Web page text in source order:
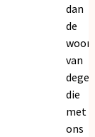
dan
de
van
die
met
ons